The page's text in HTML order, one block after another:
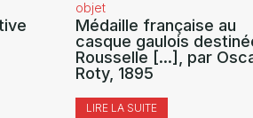
objet
Médaille française au
casque gaulois
Rousselle [...], par
Roty, 1895
LIRE LA SUITE